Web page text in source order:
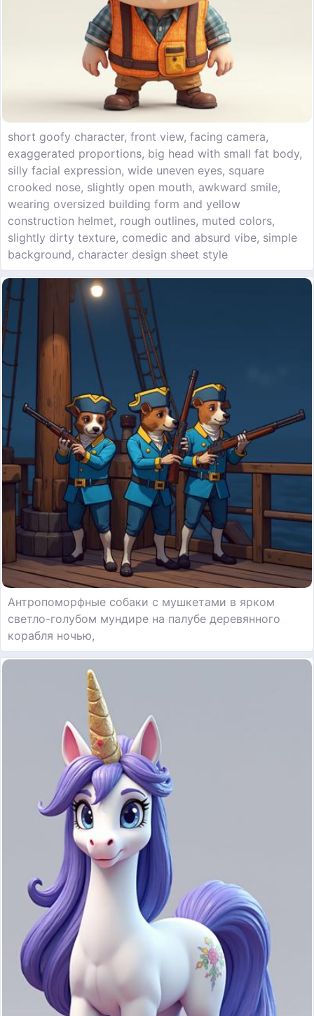
short goofy character, front view, facing camera,
exaggerated proportions, big head with small fat body,
silly facial expression, wide uneven eyes, square
crooked nose, slightly open mouth, awkward smile,
wearing oversized building form and yellow
construction helmet, rough outlines, muted colors,
slightly dirty texture, comedic and absurd vibe, simple
background, character design sheet style
Антропоморфные собаки с мушкетами в ярком
светло-голубом мундире на палубе деревянного
корабля ночью,